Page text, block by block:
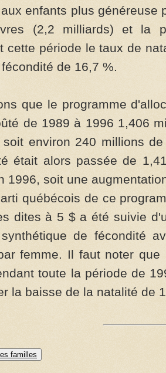
enfants plus généreuse
(2,2 milliards) et la
cette période le taux de
de 16,7 %.
que le programme
de 1989 à 1996 1,406
soit environ 240 millions
était alors passée de
1996, soit une
québécois de ce
dites à 5 $ a été suivie
synthétique de fécondité
femme. Il faut noter
toute la période de
la baisse de la natalité de
familles